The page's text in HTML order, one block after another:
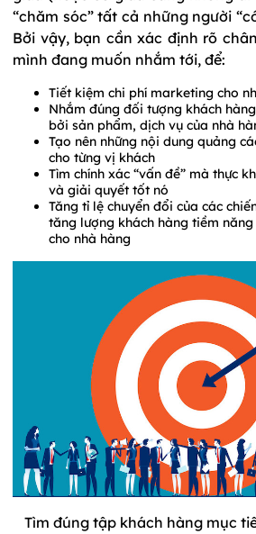
“chăm sóc” tất cả những người
Bởi vậy, bạn cần xác định rõ
mình đang muốn nhắm tới, để:
Tiết kiệm chi phí marketing cho
Nhắm đúng đối tượng khách
bởi sản phẩm, dịch vụ của nhà
Tạo nên những nội dung quảng
cho từng vị khách
Tìm chính xác “vấn đề” mà thực
và giải quyết tốt nó
Tăng tỉ lệ chuyển đổi của các
tăng lượng khách hàng tiềm
cho nhà hàng
Tìm đúng tập khách hàng mục